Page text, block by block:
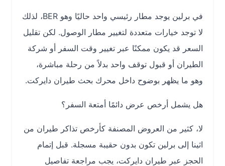
في برلين يوجد مطار رئيسي واحد حاليًا وهو BER، لذلك
لا توجد خيارات متعددة لتغيير مطار الوصول. لكن تقليل
السعر قد يكون ممكنًا عبر تغيير وقت السفر أو شركة
الطيران أو قبول توقف واحد بدلاً من رحلة مباشرة،
وهو ما يظهر بوضوح داخل محرك بحث طيران دايركت.
هل يشمل أرخص عرض دائمًا أمتعة السفر؟
لا، كثير من العروض المصنفة كأرخص تذاكر طيران من
اثينا إلى برلين تكون بدون حقيبة مسجلة. قبل إتمام
الحجز عبر طيران دايركت، يجب مراجعة تفاصيل